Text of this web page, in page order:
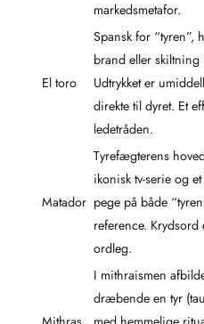
markedsmetafor.
El toro
Spansk for “tyren”,
brand eller
Udtrykket er
direkte til dyret. Et
ledetråden.
Matador
Tyrefægterens
ikonisk tv-serie og
pege på både
reference.
ordleg.
I mithraismen
dræbende en tyr